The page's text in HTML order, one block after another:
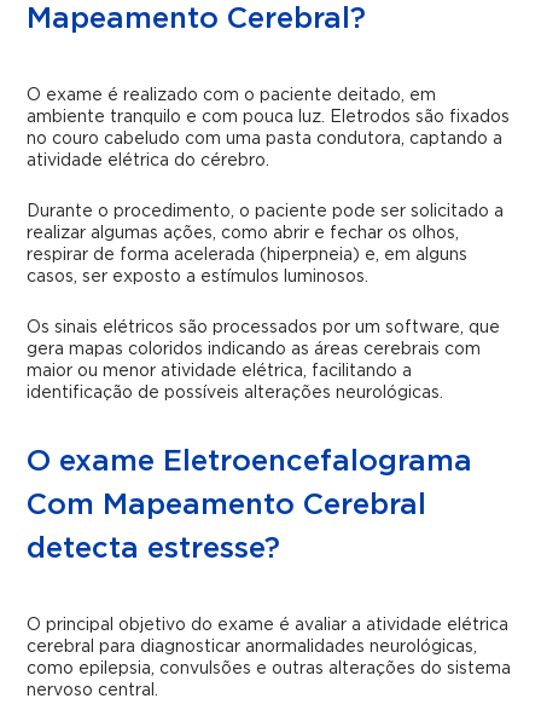
Mapeamento Cerebral?
O exame é realizado com o paciente deitado, em
ambiente tranquilo e com pouca luz. Eletrodos são fixados
no couro cabeludo com uma pasta condutora, captando a
atividade elétrica do cérebro.
Durante o procedimento, o paciente pode ser solicitado a
realizar algumas ações, como abrir e fechar os olhos,
respirar de forma acelerada (hiperpneia) e, em alguns
casos, ser exposto a estímulos luminosos.
Os sinais elétricos são processados por um software, que
gera mapas coloridos indicando as áreas cerebrais com
maior ou menor atividade elétrica, facilitando a
identificação de possíveis alterações neurológicas.
O exame Eletroencefalograma
Com Mapeamento Cerebral
detecta estresse?
O principal objetivo do exame é avaliar a atividade elétrica
cerebral para diagnosticar anormalidades neurológicas,
como epilepsia, convulsões e outras alterações do sistema
nervoso central.